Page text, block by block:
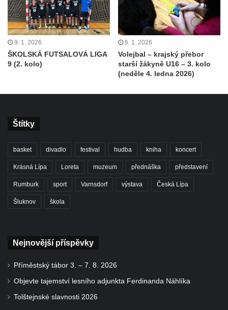
9. 1. 2026
ŠKOLSKÁ FUTSALOVÁ LIGA
9 (2. kolo)
6. 1. 2026
Volejbal – krajský přebor
starší žákyně U16 – 3. kolo
(neděle 4. ledna 2026)
Štítky
basket divadlo festival hudba kniha koncert
Krásná Lípa Loreta muzeum přednáška představení
Rumburk sport Varnsdorf výstava Česká Lípa
Šluknov škola
Nejnovější příspěvky
Příměstský tábor 3. – 7. 8. 2026
Objevte tajemství lesního adjunkta Ferdinanda Náhlíka
Tolštejnské slavnosti 2026